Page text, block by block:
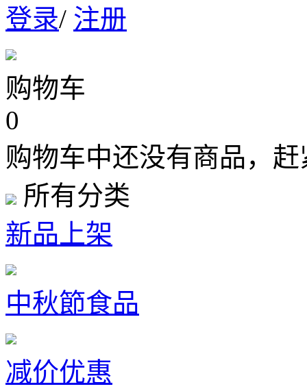
登录/ 注册
购物车
0
购物车中还没有商品，
所有分类
新品上架
中秋節食品
减价优惠